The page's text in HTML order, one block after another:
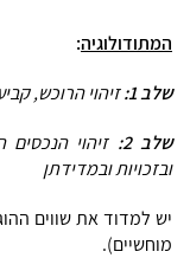
המתודולוגיה:
שלב 1:
זיהוי הרוכש,
שלב 2:
זיהוי הנכסים
ובזכויות ובמדידתן
יש למדוד את שווים
מוחשיים).